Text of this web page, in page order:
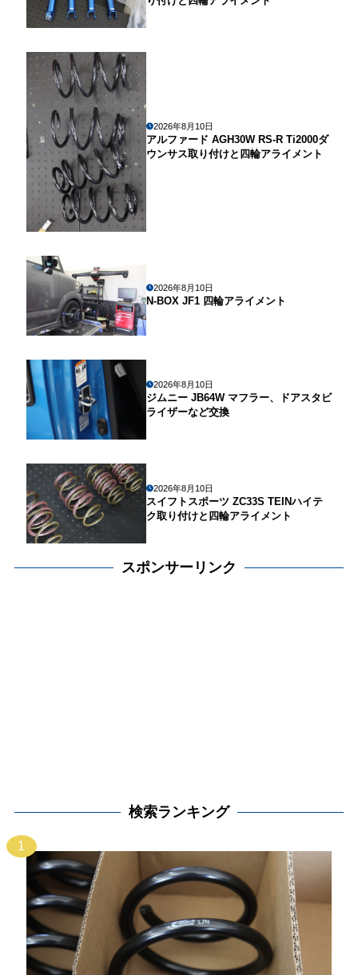
2026年8月10日
アルファード AGH30W RS-R Ti2000ダ
ウンサス取り付けと四輪アライメント
2026年8月10日
N-BOX JF1 四輪アライメント
2026年8月10日
ジムニー JB64W マフラー、ドアスタビ
ライザーなど交換
2026年8月10日
スイフトスポーツ ZC33S TEINハイテ
ク取り付けと四輪アライメント
スポンサーリンク
検索ランキング
1